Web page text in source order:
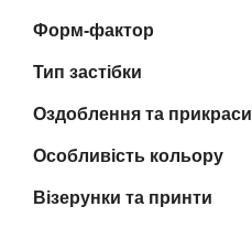
Форм-фактор
Тип застібки
Оздоблення та прикраси
Особливість кольору
Візерунки та принти